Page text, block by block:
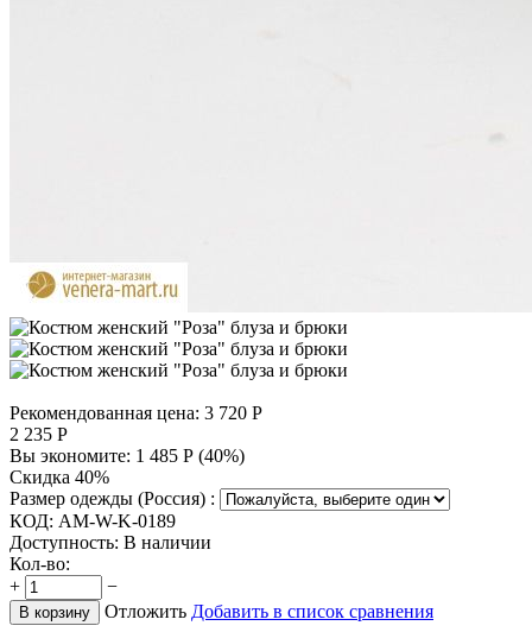
Рекомендованная цена: 3 720 Р
2 235 Р
Вы экономите: 1 485 Р (40%)
Скидка 40%
Размер одежды (Россия) :
КОД: AM-W-K-0189
Доступность: В наличии
Кол-во:
+
−
В корзину Отложить Добавить в список сравнения